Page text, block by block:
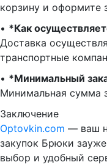
корзину и оформите
•⁠ ⁠ *Как
Доставка
транспортные
•⁠ ⁠ *Минимальный
Минимальная сумма
Заключение
Optovkin.com — ваш
закупок Брюки
выбор и удобный